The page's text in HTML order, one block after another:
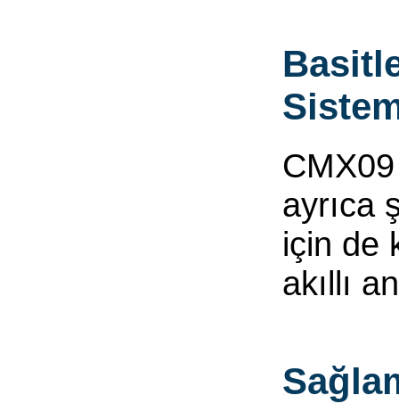
ayrıca
için de
akıllı